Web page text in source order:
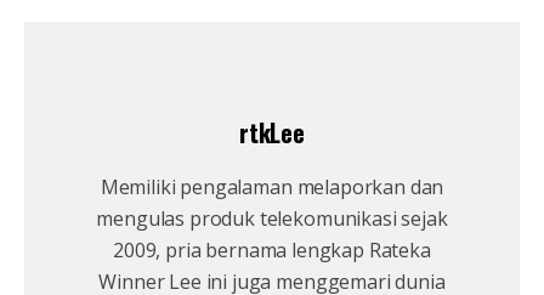
rtkLee
Memiliki pengalaman melaporkan dan
mengulas produk telekomunikasi sejak
2009, pria bernama lengkap Rateka
Winner Lee ini juga menggemari dunia